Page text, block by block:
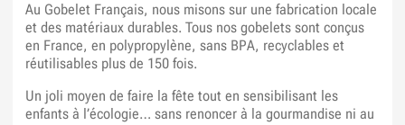
Au Gobelet Français, nous misons sur une fabrication locale
et des matériaux durables. Tous nos gobelets sont conçus
en France, en polypropylène, sans BPA, recyclables et
réutilisables plus de 150 fois.
Un joli moyen de faire la fête tout en sensibilisant les
enfants à l’écologie… sans renoncer à la gourmandise ni au